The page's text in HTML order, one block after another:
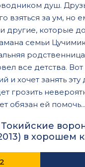
душ.
взяться за ум, но
другие, которые
семьи
все детства. Вот
и хочет занять
грозить
обязан ей помочь...
в хорошем